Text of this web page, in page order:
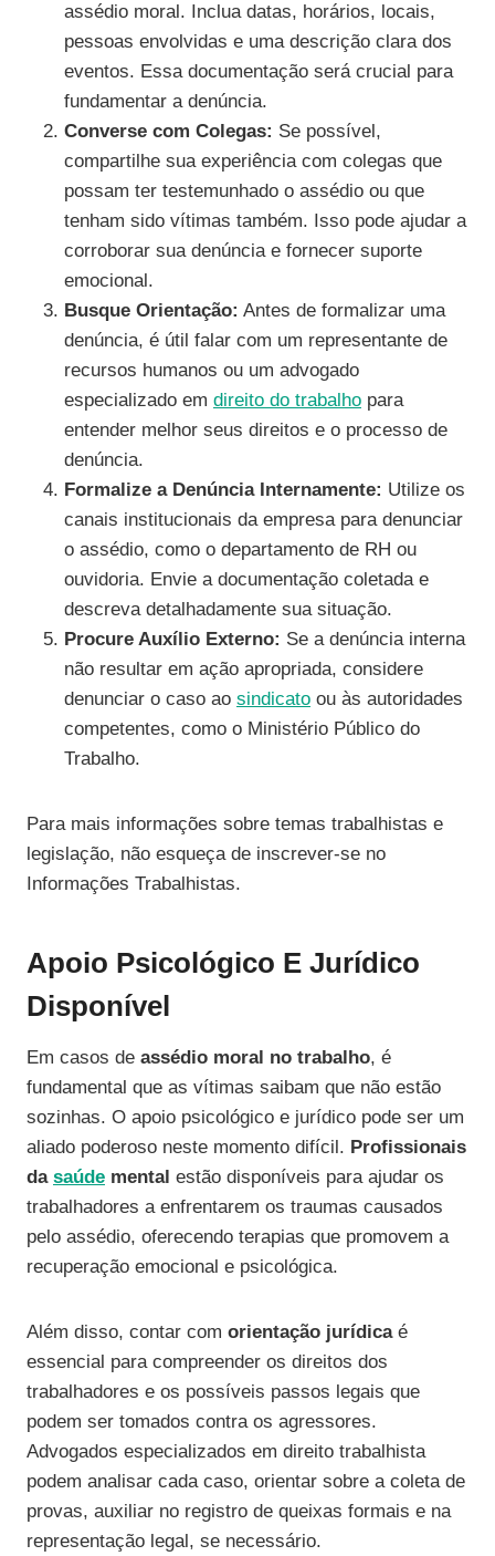
assédio moral. Inclua datas, horários, locais,
pessoas envolvidas e uma descrição clara dos
eventos. Essa documentação será crucial para
fundamentar a denúncia.
Converse com Colegas: Se possível,
compartilhe sua experiência com colegas que
possam ter testemunhado o assédio ou que
tenham sido vítimas também. Isso pode ajudar a
corroborar sua denúncia e fornecer suporte
emocional.
Busque Orientação: Antes de formalizar uma
denúncia, é útil falar com um representante de
recursos humanos ou um advogado
especializado em direito do trabalho para
entender melhor seus direitos e o processo de
denúncia.
Formalize a Denúncia Internamente: Utilize os
canais institucionais da empresa para denunciar
o assédio, como o departamento de RH ou
ouvidoria. Envie a documentação coletada e
descreva detalhadamente sua situação.
Procure Auxílio Externo: Se a denúncia interna
não resultar em ação apropriada, considere
denunciar o caso ao sindicato ou às autoridades
competentes, como o Ministério Público do
Trabalho.
Para mais informações sobre temas trabalhistas e
legislação, não esqueça de inscrever-se no
Informações Trabalhistas.
Apoio Psicológico E Jurídico
Disponível
Em casos de assédio moral no trabalho, é
fundamental que as vítimas saibam que não estão
sozinhas. O apoio psicológico e jurídico pode ser um
aliado poderoso neste momento difícil. Profissionais
da saúde mental estão disponíveis para ajudar os
trabalhadores a enfrentarem os traumas causados
pelo assédio, oferecendo terapias que promovem a
recuperação emocional e psicológica.
Além disso, contar com orientação jurídicaé
essencial para compreender os direitos dos
trabalhadores e os possíveis passos legais que
podem ser tomados contra os agressores.
Advogados especializados em direito trabalhista
podem analisar cada caso, orientar sobre a coleta de
provas, auxiliar no registro de queixas formais e na
representação legal, se necessário.